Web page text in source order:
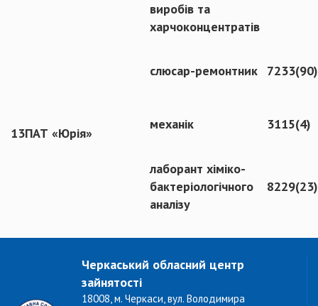
виробів та
харчоконцентратів
13ПАТ «Юрія»
слюсар-ремонтник 7233(90)
механік 3115(4)
лаборант хіміко-
бактеріологічного
аналізу
8229(23)
Черкаський обласний центр
зайнятості
18008, м. Черкаси, вул. Володимира